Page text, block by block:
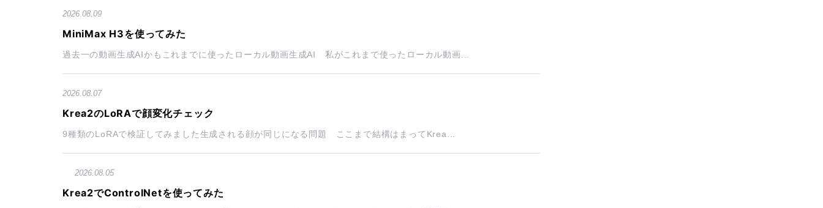
2026.08.09
MiniMax H3を使ってみた
過去一の動画生成AIかもこれまでに使ったローカル動画生成AI 私がこれまで使ったローカル動画...
2026.08.07
Krea2のLoRAで顔変化チェック
9種類のLoRAで検証してみました生成される顔が同じになる問題 ここまで結構はまってKrea...
2026.08.05
Krea2でControlNetを使ってみた